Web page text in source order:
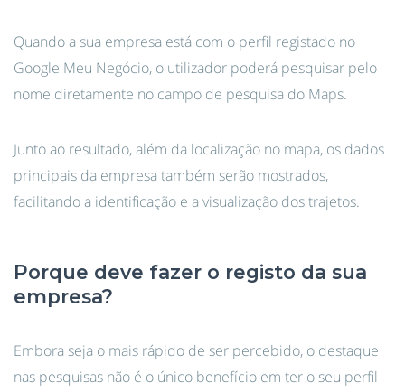
Quando a sua empresa está com o perfil registado no
Google Meu Negócio, o utilizador poderá pesquisar pelo
nome diretamente no campo de pesquisa do Maps.
Junto ao resultado, além da localização no mapa, os dados
principais da empresa também serão mostrados,
facilitando a identificação e a visualização dos trajetos.
Porque deve fazer o registo da sua
empresa?
Embora seja o mais rápido de ser percebido, o destaque
nas pesquisas não é o único benefício em ter o seu perfil